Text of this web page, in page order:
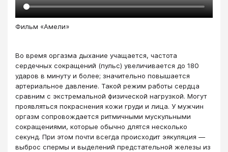
Фильм «Амели»
Во время оргазма дыхание учащается, частота
сердечных сокращений (пульс) увеличивается до 180
ударов в минуту и более; значительно повышается
артериальное давление. Такой режим работы сердца
сравним с экстремальной физической нагрузкой. Могут
проявляться покраснения кожи груди и лица. У мужчин
оргазм сопровождается ритмичными мускульными
сокращениями, которые обычно длятся несколько
секунд. При этом почти всегда происходит эякуляция —
выброс спермы и выделений предстательной железы из